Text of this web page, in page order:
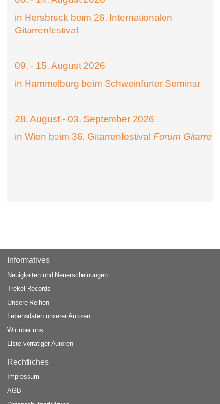
in Hersbruck beim 26. Internationalen
Gitarrenfestival
09. - 15. August 2026
in Hammelburg beim Schweinfurter Seminar
28. August - 03. September 2026
in Wien beim 36. Gitarrenfestival Forum Gitarre
Informatives
Neuigkeiten und Neuerscheinungen
Trekel Records
Unsere Reihen
Lebensdaten unserer Autoren
Wir über uns
Liste vorrätiger Autoren
Rechtliches
Impressum
AGB